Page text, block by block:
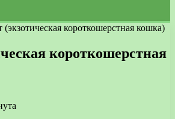
(экзотическая короткошерстная кошка)
короткошерстная